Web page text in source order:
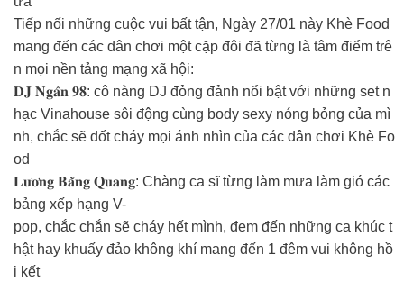
Tiếp nối những cuộc vui bất tận, Ngày 27/01 này Khè Food
mang đến các dân chơi một cặp đôi đã từng là tâm điểm trê
n mọi nền tảng mạng xã hội:
𝐃𝐉 𝐍𝐠𝐚̂𝐧 𝟗𝟖: cô nàng DJ đỏng đảnh nổi bật với những set n
hạc Vinahouse sôi động cùng body sexy nóng bỏng của mì
nh, chắc sẽ đốt cháy mọi ánh nhìn của các dân chơi Khè Fo
od
𝐋𝐮̛𝐨̛𝐧𝐠 𝐁𝐚̆̀𝐧𝐠 𝐐𝐮𝐚𝐧𝐠: Chàng ca sĩ từng làm mưa làm gió các
bảng xếp hạng V-
pop, chắc chắn sẽ cháy hết mình, đem đến những ca khúc t
hật hay khuấy đảo không khí mang đến 1 đêm vui không hồ
i kết